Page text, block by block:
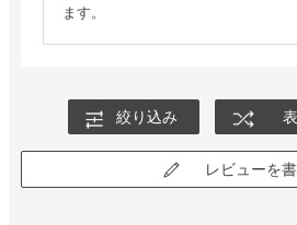
ます。
絞り込み
レビューを書